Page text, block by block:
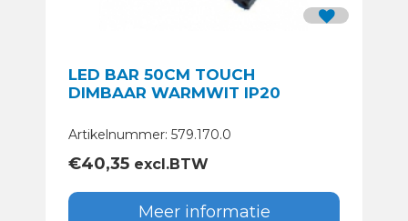
LED BAR 50CM TOUCH
DIMBAAR WARMWIT IP20
Artikelnummer: 579.170.0
€40,35 excl.BTW
Meer informatie